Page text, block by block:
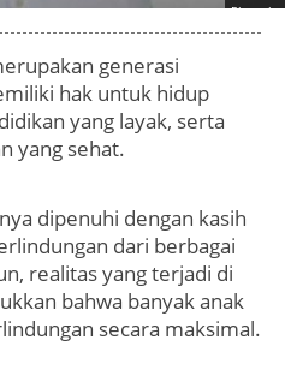
Photo by
generasi
hak untuk hidup
yang layak, serta
yang sehat.
dipenuhi dengan kasih
dari berbagai
realitas yang terjadi di
bahwa banyak anak
secara maksimal.